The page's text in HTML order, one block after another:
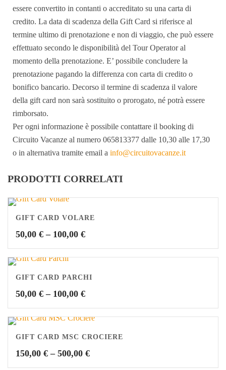
essere convertito in contanti o accreditato su una carta di
credito. La data di scadenza della Gift Card si riferisce al
termine ultimo di prenotazione e non di viaggio, che può essere
effettuato secondo le disponibilità del Tour Operator al
momento della prenotazione. E’ possibile concludere la
prenotazione pagando la differenza con carta di credito o
bonifico bancario. Decorso il termine di scadenza il valore
della gift card non sarà sostituito o prorogato, né potrà essere
rimborsato.
Per ogni informazione è possibile contattare il booking di
Circuito Vacanze al numero 065813377 dalle 10,30 alle 17,30
o in alternativa tramite email a info@circuitovacanze.it
PRODOTTI CORRELATI
GIFT CARD VOLARE
50,00 € – 100,00 €
GIFT CARD PARCHI
50,00 € – 100,00 €
GIFT CARD MSC CROCIERE
150,00 € – 500,00 €